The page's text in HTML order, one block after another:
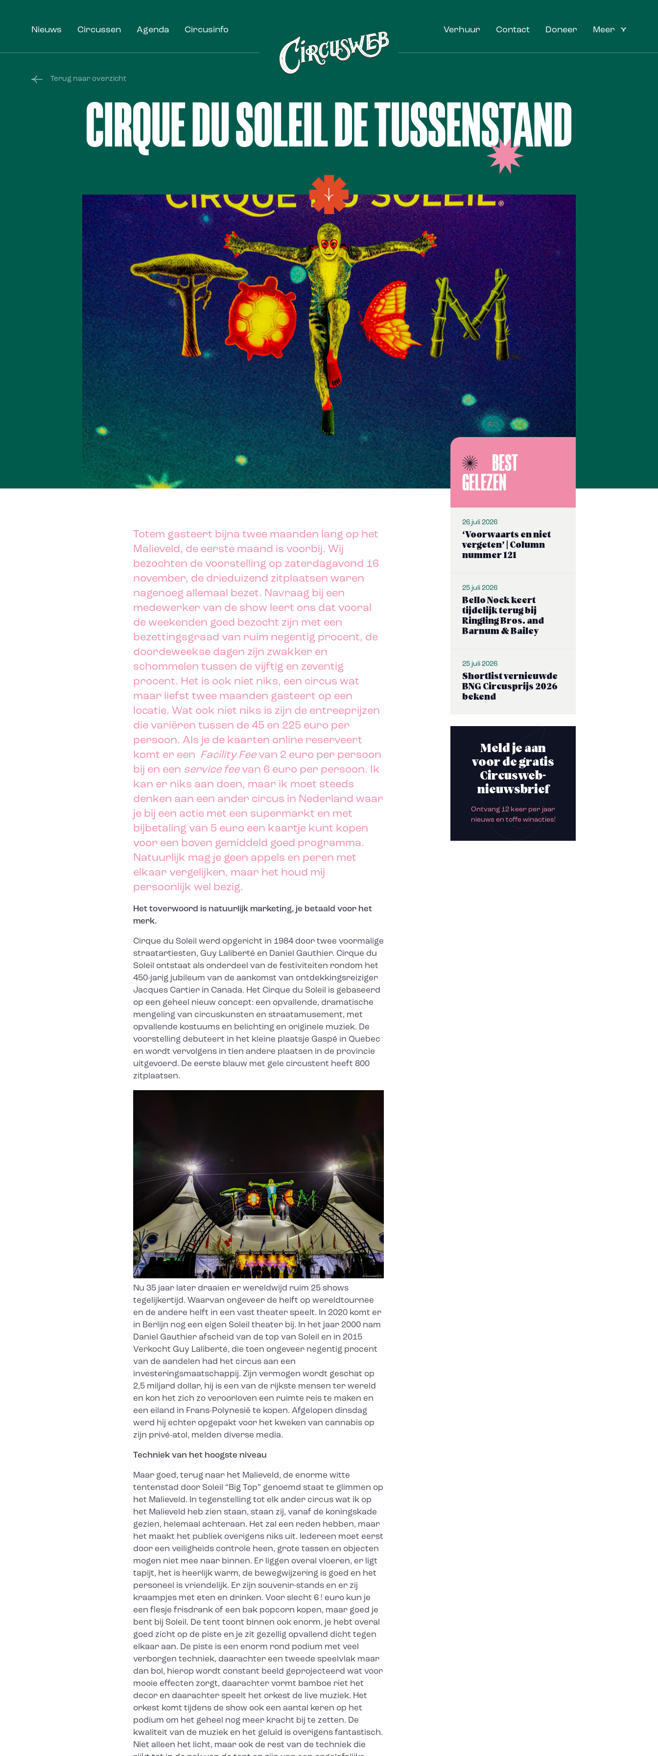
Nieuws Circussen Agenda Circusinfo Verhuur Contact Doneer Meer
Terug naar overzicht
CIRQUE DU SOLEIL DE TUSSENSTAND
Totem gasteert bijna twee maanden lang op het
Malieveld, de eerste maand is voorbij. Wij
bezochten de voorstelling op zaterdagavond 16
november, de drieduizend zitplaatsen waren
nagenoeg allemaal bezet. Navraag bij een
medewerker van de show leert ons dat vooral
de weekenden goed bezocht zijn met een
bezettingsgraad van ruim negentig procent, de
doordeweekse dagen zijn zwakker en
schommelen tussen de vijftig en zeventig
procent. Het is ook niet niks, een circus wat
maar liefst twee maanden gasteert op een
locatie. Wat ook niet niks is zijn de entreeprijzen
die variëren tussen de 45 en 225 euro per
persoon. Als je de kaarten online reserveert
komt er een Facility Feevan 2 euro per persoon
bij en een service feevan 6 euro per persoon. Ik
kan er niks aan doen, maar ik moet steeds
denken aan een ander circus in Nederland waar
je bij een actie met een supermarkt en met
bijbetaling van 5 euro een kaartje kunt kopen
voor een boven gemiddeld goed programma.
Natuurlijk mag je geen appels en peren met
elkaar vergelijken, maar het houd mij
persoonlijk wel bezig.
Het toverwoord is natuurlijk marketing, je betaald voor het
merk.
Cirque du Soleil werd opgericht in 1984 door twee voormalige
straatartiesten, Guy Laliberté en Daniel Gauthier. Cirque du
Soleil ontstaat als onderdeel van de festiviteiten rondom het
450-jarig jubileum van de aankomst van ontdekkingsreiziger
Jacques Cartier in Canada. Het Cirque du Soleil is gebaseerd
op een geheel nieuw concept: een opvallende, dramatische
mengeling van circuskunsten en straatamusement, met
opvallende kostuums en belichting en originele muziek. De
voorstelling debuteert in het kleine plaatsje Gaspé in Quebec
en wordt vervolgens in tien andere plaatsen in de provincie
uitgevoerd. De eerste blauw met gele circustent heeft 800
zitplaatsen.
Nu 35 jaar later draaien er wereldwijd ruim 25 shows
tegelijkertijd. Waarvan ongeveer de helft op wereldtournee
en de andere helft in een vast theater speelt. In 2020 komt er
in Berlijn nog een eigen Soleil theater bij. In het jaar 2000 nam
Daniel Gauthier afscheid van de top van Soleil en in 2015
Verkocht Guy Laliberté, die toen ongeveer negentig procent
van de aandelen had het circus aan een
investeringsmaatschappij. Zijn vermogen wordt geschat op
2,5 miljard dollar, hij is een van de rijkste mensen ter wereld
en kon het zich zo veroorloven een ruimte reis te maken en
een eiland in Frans-Polynesië te kopen. Afgelopen dinsdag
werd hij echter opgepakt voor het kweken van cannabis op
zijn privé-atol, melden diverse media.
Techniek van het hoogste niveau
Maar goed, terug naar het Malieveld, de enorme witte
tentenstad door Soleil “Big Top” genoemd staat te glimmen op
het Malieveld. In tegenstelling tot elk ander circus wat ik op
het Malieveld heb zien staan, staan zij, vanaf de koningskade
gezien, helemaal achteraan. Het zal een reden hebben, maar
het maakt het publiek overigens niks uit. Iedereen moet eerst
door een veiligheids controle heen, grote tassen en objecten
mogen niet mee naar binnen. Er liggen overal vloeren, er ligt
tapijt, het is heerlijk warm, de bewegwijzering is goed en het
personeel is vriendelijk. Er zijn souvenir-stands en er zij
kraampjes met eten en drinken. Voor slecht 6 ! euro kun je
een flesje frisdrank of een bak popcorn kopen, maar goed je
bent bij Soleil. De tent toont binnen ook enorm, je hebt overal
goed zicht op de piste en je zit gezellig opvallend dicht tegen
elkaar aan. De piste is een enorm rond podium met veel
verborgen techniek, daarachter een tweede speelvlak maar
dan bol, hierop wordt constant beeld geprojecteerd wat voor
mooie effecten zorgt, daarachter vormt bamboe riet het
decor en daarachter speelt het orkest de live muziek. Het
orkest komt tijdens de show ook een aantal keren op het
podium om het geheel nog meer kracht bij te zetten. De
kwaliteit van de muziek en het geluid is overigens fantastisch.
Niet alleen het licht, maar ook de rest van de techniek die
BEST
GELEZEN
26 juli 2026
‘Voorwaarts en niet
vergeten’ | Column
nummer 121
25 juli 2026
Bello Nock keert
tijdelijk terug bij
Ringling Bros. and
Barnum & Bailey
25 juli 2026
Shortlist vernieuwde
BNG Circusprijs 2026
bekend
Meld je aan
voor de gratis
Circusweb-
nieuwsbrief
Ontvang 12 keer per jaar
nieuws en toffe winacties!